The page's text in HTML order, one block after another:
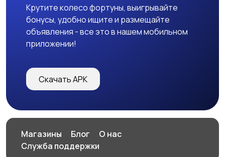
Крутите колесо фортуны, выигрывайте
бонусы, удобно ищите и размещайте
объявления - все это в нашем мобильном
приложении!
Скачать APK
Магазины Блог
О нас
Служба поддержки